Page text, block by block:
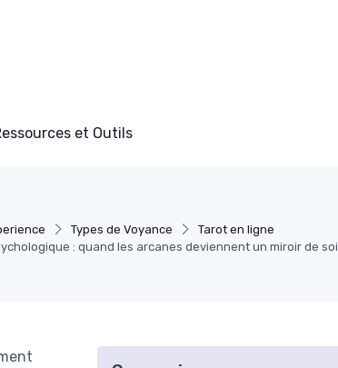
et Outils
Types de Voyance
Tarot en ligne
: quand les arcanes deviennent un miroir de soi